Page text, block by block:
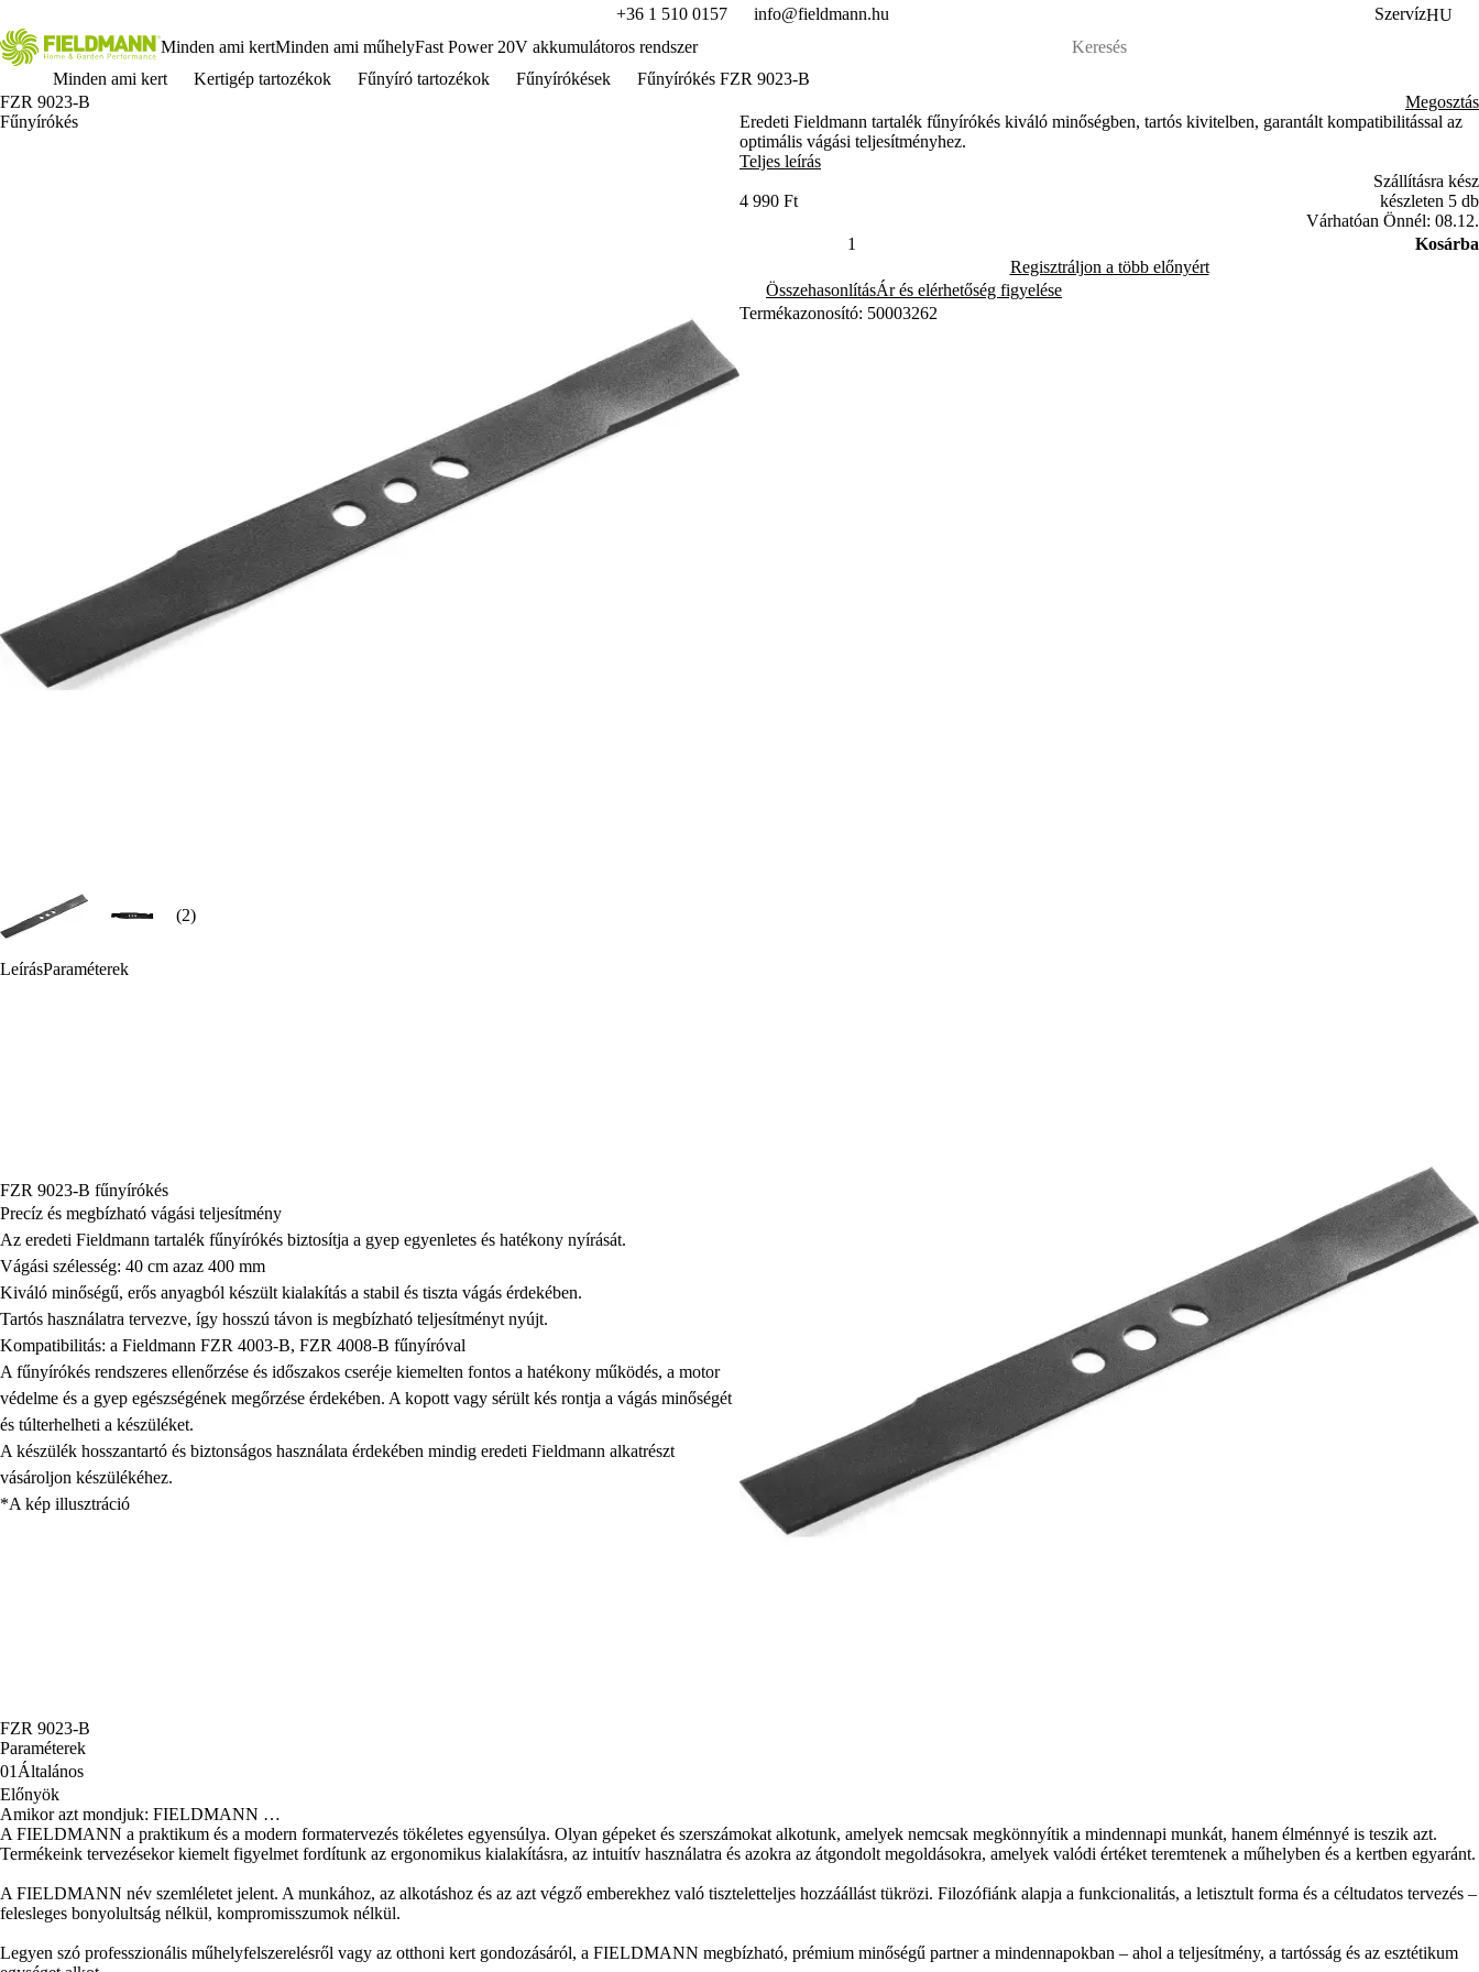
+36 1 510 0157 info@fieldmann.hu SzervízHU
Minden ami kertMinden ami műhelyFast Power 20V akkumulátoros rendszer
Minden ami kert
Kertigép tartozékok Fűnyíró tartozékok Fűnyírókések
Fűnyírókés FZR 9023-B
FZR 9023-B
Fűnyírókés
(2)
Megosztás
Eredeti Fieldmann tartalék fűnyírókés kiváló minőségben, tartós kivitelben, garantált kompatibilitással az
optimális vágási teljesítményhez.
Teljes leírás
4 990 Ft
Szállításra kész
készleten 5 db
Várhatóan Önnél: 08.12.
Kosárba
Regisztráljon a több előnyért
ÖsszehasonlításÁr és elérhetőség figyelése
Termékazonosító: 50003262
LeírásParaméterek
FZR 9023-B fűnyírókés
Precíz és megbízható vágási teljesítmény
Az eredeti Fieldmann tartalék fűnyírókés biztosítja a gyep egyenletes és hatékony nyírását.
Vágási szélesség: 40 cm azaz 400 mm
Kiváló minőségű, erős anyagból készült kialakítás a stabil és tiszta vágás érdekében.
Tartós használatra tervezve, így hosszú távon is megbízható teljesítményt nyújt.
Kompatibilitás: a Fieldmann FZR 4003-B, FZR 4008-B fűnyíróval
A fűnyírókés rendszeres ellenőrzése és időszakos cseréje kiemelten fontos a hatékony működés, a motor
védelme és a gyep egészségének megőrzése érdekében. A kopott vagy sérült kés rontja a vágás minőségét
és túlterhelheti a készüléket.
A készülék hosszantartó és biztonságos használata érdekében mindig eredeti Fieldmann alkatrészt
vásároljon készülékéhez.
*A kép illusztráció
FZR 9023-B
Paraméterek
01 Általános
Előnyök
Amikor azt mondjuk: FIELDMANN …
A FIELDMANN a praktikum és a modern formatervezés tökéletes egyensúlya. Olyan gépeket és szerszámokat alkotunk, amelyek nemcsak megkönnyítik a mindennapi munkát, hanem élménnyé is teszik azt.
Termékeink tervezésekor kiemelt figyelmet fordítunk az ergonomikus kialakításra, az intuitív használatra és azokra az átgondolt megoldásokra, amelyek valódi értéket teremtenek a műhelyben és a kertben egyaránt.
A FIELDMANN név szemléletet jelent. A munkához, az alkotáshoz és az azt végző emberekhez való tiszteletteljes hozzáállást tükrözi. Filozófiánk alapja a funkcionalitás, a letisztult forma és a céltudatos tervezés –
felesleges bonyolultság nélkül, kompromisszumok nélkül.
Legyen szó professzionális műhelyfelszerelésről vagy az otthoni kert gondozásáról, a FIELDMANN megbízható, prémium minőségű partner a mindennapokban – ahol a teljesítmény, a tartósság és az esztétikum